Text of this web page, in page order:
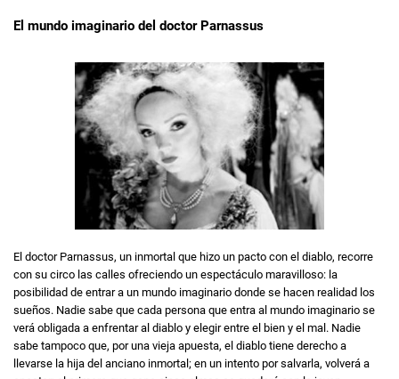
El mundo imaginario del doctor Parnassus
El doctor Parnassus, un inmortal que hizo un pacto con el diablo, recorre
con su circo las calles ofreciendo un espectáculo maravilloso: la
posibilidad de entrar a un mundo imaginario donde se hacen realidad los
sueños. Nadie sabe que cada persona que entra al mundo imaginario se
verá obligada a enfrentar al diablo y elegir entre el bien y el mal. Nadie
sabe tampoco que, por una vieja apuesta, el diablo tiene derecho a
llevarse la hija del anciano inmortal; en un intento por salvarla, volverá a